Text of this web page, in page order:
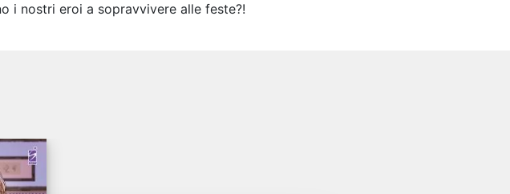
i nostri eroi a sopravvivere alle feste?!